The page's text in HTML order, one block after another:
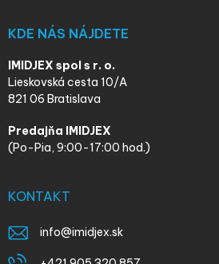
KDE NÁS NÁJDETE
IMIDJEX spol s r. o.
Lieskovská cesta 10/A
821 06 Bratislava
Predajňa IMIDJEX
(Po-Pia, 9:00-17:00 hod.)
KONTAKT
info@imidjex.sk